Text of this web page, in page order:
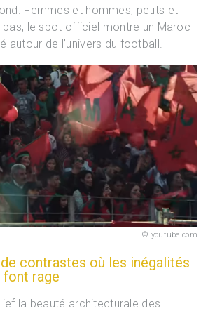
Femmes et hommes, petits et
le spot officiel montre un Maroc
autour de l’univers du football.
youtube.com
contrastes où les inégalités
rage
la beauté architecturale des